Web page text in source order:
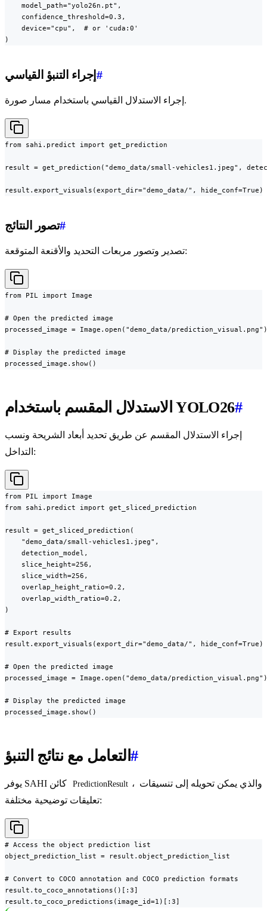
    model_path="yolo26n.pt",
    confidence_threshold=0.3,
    device="cpu",  # or 'cuda:0'
)
إجراء التنبؤ القياسي #
إجراء الاستدلال القياسي باستخدام مسار صورة.
from sahi.predict import get_prediction
result = get_prediction("demo_data/small-vehicles1.jpeg",
result.export_visuals(export_dir="demo_data/", hide_conf=True)
تصور النتائج#
تصدير وتصور مربعات التحديد والأقنعة المتوقعة:
from PIL import Image
# Open the predicted image
processed_image = Image.open("demo_data/prediction_visual.png")
# Display the predicted image
processed_image.show()
الاستدلال المقسم باستخدام YOLO26#
إجراء الاستدلال المقسم عن طريق تحديد أبعاد الشريحة ونسب
التداخل:
from PIL import Image
from sahi.predict import get_sliced_prediction
result = get_sliced_prediction(
    "demo_data/small-vehicles1.jpeg",
    detection_model,
    slice_height=256,
    slice_width=256,
    overlap_height_ratio=0.2,
    overlap_width_ratio=0.2,
)
# Export results
result.export_visuals(export_dir="demo_data/", hide_conf=True)
# Open the predicted image
processed_image = Image.open("demo_data/prediction_visual.png")
# Display the predicted image
processed_image.show()
التعامل مع نتائج التنبؤ#
PredictionResult ، والذي يمكن تحويله إلى تنسيقات
تعليقات توضيحية مختلفة:
# Access the object prediction list
object_prediction_list = result.object_prediction_list
# Convert to COCO annotation and COCO prediction formats
result.to_coco_annotations()[:3]
result.to_coco_predictions(image_id=1)[:3]